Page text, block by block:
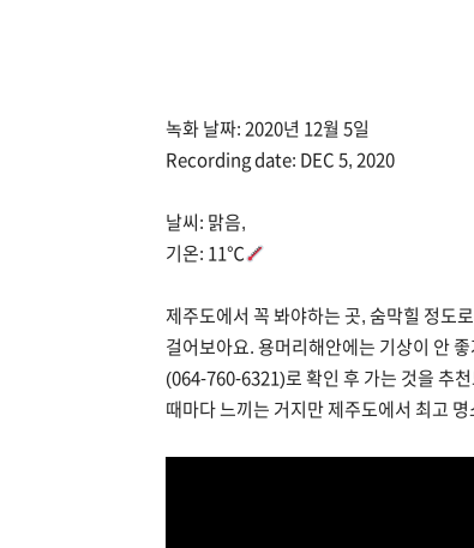
녹화 날짜: 2020년 12월 5일
Recording date: DEC 5, 2020
날씨: 맑음,
기온: 11℃
제주도에서 꼭 봐야하는 곳, 숨막힐 정도
걸어보아요. 용머리해안에는 기상이 안
(064-760-6321)로 확인 후 가는 것을 추
때마다 느끼는 거지만 제주도에서 최고